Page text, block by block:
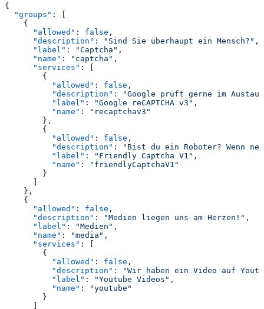
{
  "groups"
: [
    {
      "allowed"
: false ,
      "description"
: "Sind Sie überhaupt ein Mensch?" ,
      "label"
: "Captcha" ,
      "name"
: "captcha" ,
      "services"
: [
        {
          "allowed"
: false ,
          "description"
:
"Google prüft gerne im
          "label"
: "Google reCAPTCHA v3" ,
          "name"
:
"recaptchav3"
        },
        {
          "allowed"
: false ,
          "description"
:
"Bist du ein Roboter? Wenn
          "label"
: "Friendly Captcha V1" ,
          "name"
:
"friendlyCaptchaV1"
        }
    },
    {
      "allowed"
: false ,
      "description"
: "Medien liegen uns am Herzen!" ,
      "label"
: "Medien" ,
      "name"
: "media" ,
      "services"
: [
        {
          "allowed"
: false ,
          "description"
:
"Wir haben ein Video auf
          "label"
: "Youtube Videos" ,
          "name"
:
"youtube"
        }